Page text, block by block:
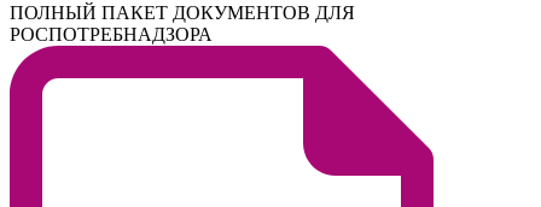
ПОЛНЫЙ ПАКЕТ ДОКУМЕНТОВ ДЛЯ
РОСПОТРЕБНАДЗОРА